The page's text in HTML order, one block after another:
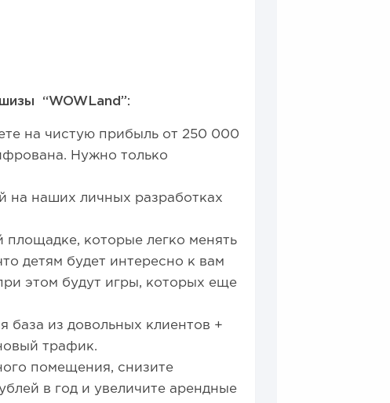
“WOWLand”:
на чистую прибыль от 250 000
Нужно только
на наших личных разработках
площадке, которые легко менять
детям будет интересно к вам
этом будут игры, которых еще
база из довольных клиентов +
трафик.
помещения, снизите
в год и увеличите арендные